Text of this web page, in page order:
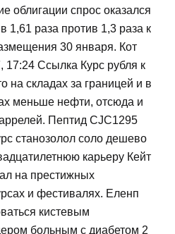
облигации спрос оказался
1,61 раза против 1,3 раза к
30 января. Кот
17:24 Ссылка Курс рубля к
на складах за границей и в
меньше нефти, отсюда и
Пептид CJC1295
станозолол соло дешево
карьеру Кейт
на престижных
и фестивалях. Еленп
кистевым
больным с диабетом 2